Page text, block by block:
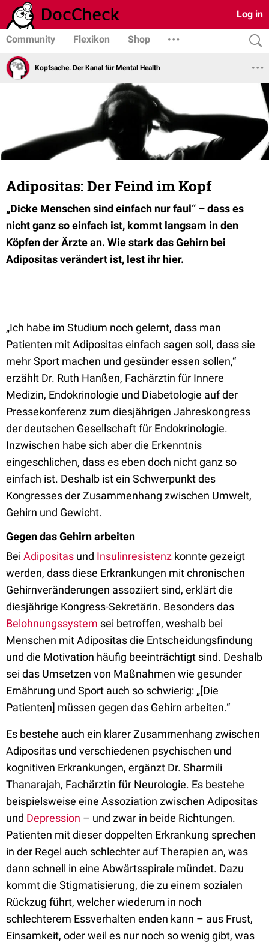
Log in
Community Flexikon Shop
Kopfsache. Der Kanal für Mental Health
Adipositas: Der Feind im Kopf
„Dicke Menschen sind einfach nur faul“ – dass es
nicht ganz so einfach ist, kommt langsam in den
Köpfen der Ärzte an. Wie stark das Gehirn bei
Adipositas verändert ist, lest ihr hier.
„Ich habe im Studium noch gelernt, dass man
Patienten mit Adipositas einfach sagen soll, dass sie
mehr Sport machen und gesünder essen sollen,“
erzählt Dr. Ruth Hanßen, Fachärztin für Innere
Medizin, Endokrinologie und Diabetologie auf der
Pressekonferenz zum diesjährigen Jahreskongress
der deutschen Gesellschaft für Endokrinologie.
Inzwischen habe sich aber die Erkenntnis
eingeschlichen, dass es eben doch nicht ganz so
einfach ist. Deshalb ist ein Schwerpunkt des
Kongresses der Zusammenhang zwischen Umwelt,
Gehirn und Gewicht.
Gegen das Gehirn arbeiten
Bei Adipositas und Insulinresistenz konnte gezeigt
werden, dass diese Erkrankungen mit chronischen
Gehirnveränderungen assoziiert sind, erklärt die
diesjährige Kongress-Sekretärin. Besonders das
Belohnungssystem sei betroffen, weshalb bei
Menschen mit Adipositas die Entscheidungsfindung
und die Motivation häufig beeinträchtigt sind. Deshalb
sei das Umsetzen von Maßnahmen wie gesunder
Ernährung und Sport auch so schwierig: „[Die
Patienten] müssen gegen das Gehirn arbeiten.“
Es bestehe auch ein klarer Zusammenhang zwischen
Adipositas und verschiedenen psychischen und
kognitiven Erkrankungen, ergänzt Dr. Sharmili
Thanarajah, Fachärztin für Neurologie. Es bestehe
beispielsweise eine Assoziation zwischen Adipositas
und Depression – und zwar in beide Richtungen.
Patienten mit dieser doppelten Erkrankung sprechen
in der Regel auch schlechter auf Therapien an, was
dann schnell in eine Abwärtsspirale mündet. Dazu
kommt die Stigmatisierung, die zu einem sozialen
Rückzug führt, welcher wiederum in noch
schlechterem Essverhalten enden kann – aus Frust,
Einsamkeit, oder weil es nur noch so wenig gibt, was